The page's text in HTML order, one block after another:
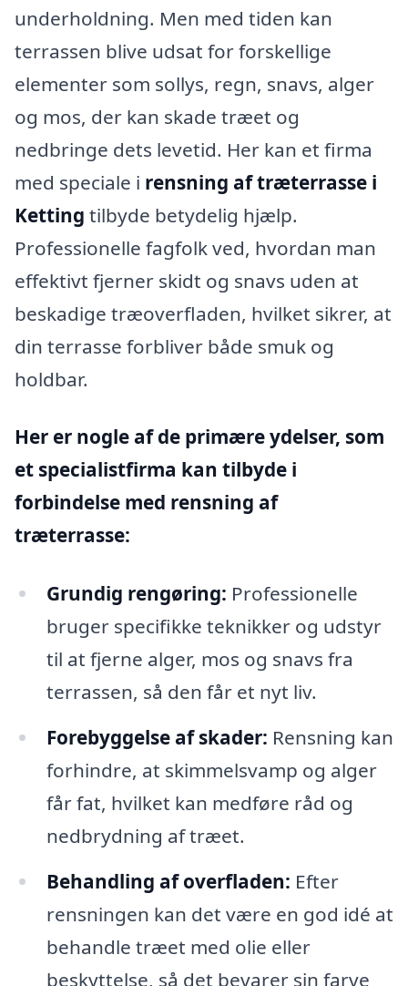
underholdning. Men med tiden kan
terrassen blive udsat for forskellige
elementer som sollys, regn, snavs, alger
og mos, der kan skade træet og
nedbringe dets levetid. Her kan et firma
med speciale i rensning af træterrasse i
Ketting tilbyde betydelig hjælp.
Professionelle fagfolk ved, hvordan man
effektivt fjerner skidt og snavs uden at
beskadige træoverfladen, hvilket sikrer, at
din terrasse forbliver både smuk og
holdbar.
Her er nogle af de primære ydelser, som
et specialistfirma kan tilbyde i
forbindelse med rensning af
træterrasse:
Grundig rengøring: Professionelle
bruger specifikke teknikker og udstyr
til at fjerne alger, mos og snavs fra
terrassen, så den får et nyt liv.
Forebyggelse af skader: Rensning kan
forhindre, at skimmelsvamp og alger
får fat, hvilket kan medføre råd og
nedbrydning af træet.
Behandling af overfladen: Efter
rensningen kan det være en god idé at
behandle træet med olie eller
beskyttelse, så det bevarer sin farve